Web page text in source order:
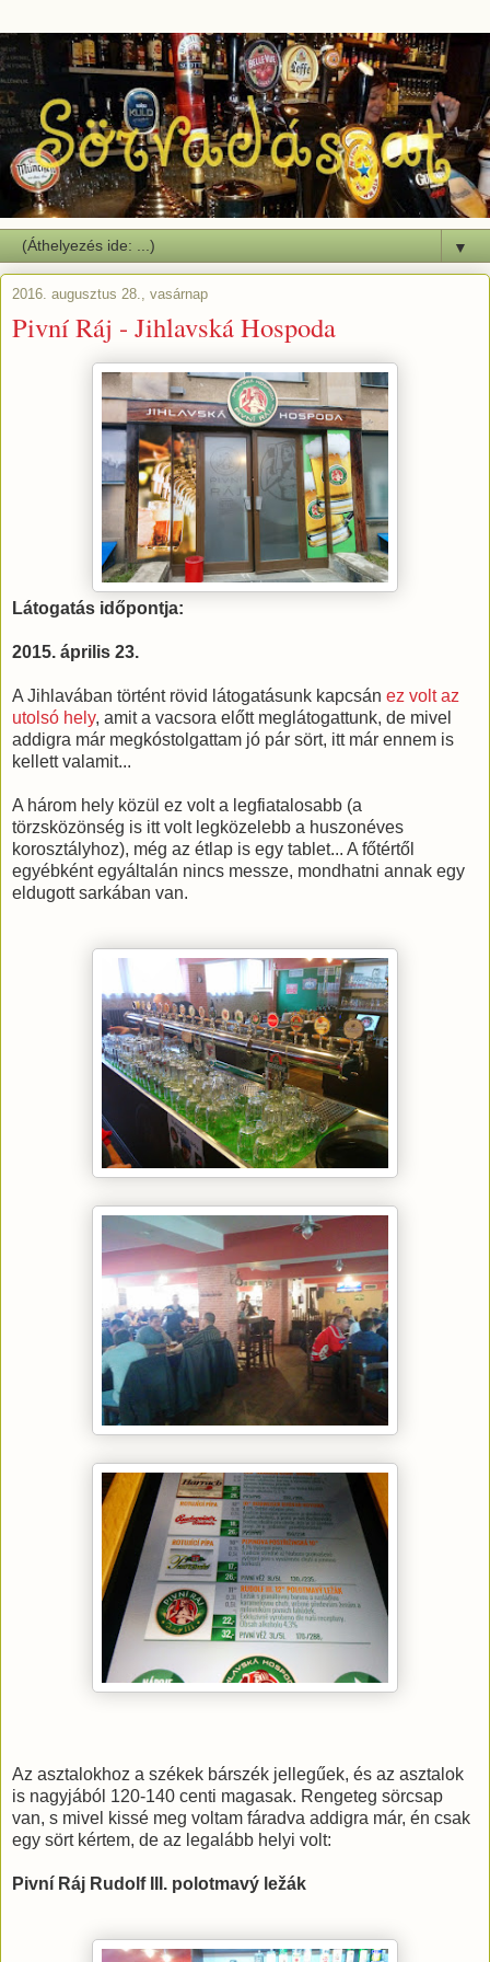
▼
2016. augusztus 28., vasárnap
Pivní Ráj - Jihlavská Hospoda
Látogatás időpontja:
2015. április 23.
A Jihlavában történt rövid látogatásunk kapcsán ez volt az
utolsó hely, amit a vacsora előtt meglátogattunk, de mivel
addigra már megkóstolgattam jó pár sört, itt már ennem is
kellett valamit...
A három hely közül ez volt a legfiatalosabb (a
törzsközönség is itt volt legközelebb a huszonéves
korosztályhoz), még az étlap is egy tablet... A főtértől
egyébként egyáltalán nincs messze, mondhatni annak egy
eldugott sarkában van.
Az asztalokhoz a székek bárszék jellegűek, és az asztalok
is nagyjából 120-140 centi magasak. Rengeteg sörcsap
van, s mivel kissé meg voltam fáradva addigra már, én csak
egy sört kértem, de az legalább helyi volt:
Pivní Ráj Rudolf III. polotmavý ležák